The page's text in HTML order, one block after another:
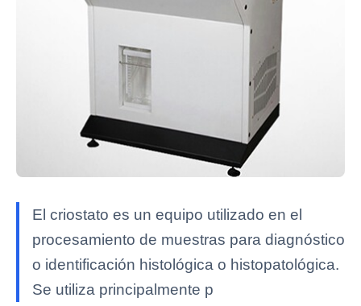
El criostato es un equipo utilizado en el
procesamiento de muestras para diagnóstico
o identificación histológica o histopatológica.
Se utiliza principalmente p